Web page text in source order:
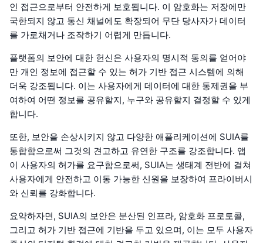
인 접근으로부터 안전하게 보호됩니다. 이 암호화는 저장에만
국한되지 않고 통신 채널에도 확장되어 무단 당사자가 데이터
를 가로채거나 조작하기 어렵게 만듭니다.
플랫폼의 보안에 대한 헌신은 사용자의 명시적 동의를 얻어야
만 개인 정보에 접근할 수 있는 허가 기반 접근 시스템에 의해
더욱 강조됩니다. 이는 사용자에게 데이터에 대한 통제권을 부
여하여 어떤 정보를 공유할지, 누구와 공유할지 결정할 수 있게
합니다.
또한, 보안을 손상시키지 않고 다양한 애플리케이션에 SUIA를
통합함으로써 그것의 견고하고 유연한 구조를 강조합니다. 앱
이 사용자의 허가를 요구함으로써, SUIA는 생태계 전반에 걸쳐
사용자에게 안전하고 이동 가능한 신원을 보장하여 프라이버시
와 신뢰를 강화합니다.
요약하자면, SUIA의 보안은 분산된 인프라, 암호화 프로토콜,
그리고 허가 기반 접근에 기반을 두고 있으며, 이는 모두 사용자